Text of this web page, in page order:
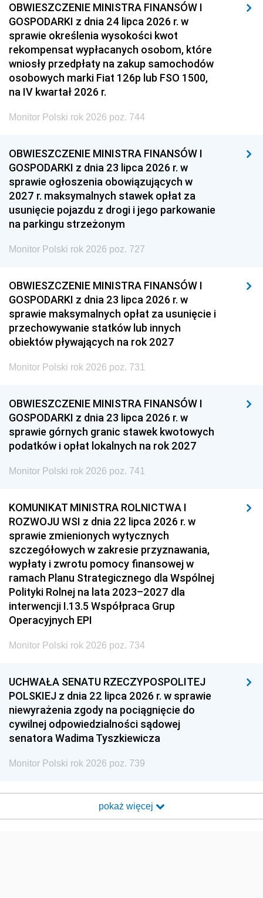
OBWIESZCZENIE MINISTRA FINANSÓW I
GOSPODARKI z dnia 24 lipca 2026 r. w
sprawie określenia wysokości kwot
rekompensat wypłacanych osobom, które
wniosły przedpłaty na zakup samochodów
osobowych marki Fiat 126p lub FSO 1500,
na IV kwartał 2026 r.
Monitor Polski rok 2026 poz. 744
OBWIESZCZENIE MINISTRA FINANSÓW I
GOSPODARKI z dnia 23 lipca 2026 r. w
sprawie ogłoszenia obowiązujących w
2027 r. maksymalnych stawek opłat za
usunięcie pojazdu z drogi i jego parkowanie
na parkingu strzeżonym
Monitor Polski rok 2026 poz. 727
OBWIESZCZENIE MINISTRA FINANSÓW I
GOSPODARKI z dnia 23 lipca 2026 r. w
sprawie maksymalnych opłat za usunięcie i
przechowywanie statków lub innych
obiektów pływających na rok 2027
Monitor Polski rok 2026 poz. 731
OBWIESZCZENIE MINISTRA FINANSÓW I
GOSPODARKI z dnia 23 lipca 2026 r. w
sprawie górnych granic stawek kwotowych
podatków i opłat lokalnych na rok 2027
Monitor Polski rok 2026 poz. 741
KOMUNIKAT MINISTRA ROLNICTWA I
ROZWOJU WSI z dnia 22 lipca 2026 r. w
sprawie zmienionych wytycznych
szczegółowych w zakresie przyznawania,
wypłaty i zwrotu pomocy finansowej w
ramach Planu Strategicznego dla Wspólnej
Polityki Rolnej na lata 2023–2027 dla
interwencji I.13.5 Współpraca Grup
Operacyjnych EPI
Monitor Polski rok 2026 poz. 734
UCHWAŁA SENATU RZECZYPOSPOLITEJ
POLSKIEJ z dnia 22 lipca 2026 r. w sprawie
niewyrażenia zgody na pociągnięcie do
cywilnej odpowiedzialności sądowej
senatora Wadima Tyszkiewicza
Monitor Polski rok 2026 poz. 739
pokaż więcej